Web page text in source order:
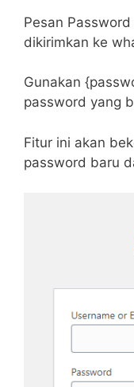
Pesan
dikirimkan ke
Gunakan
password yang
Fitur ini akan
password baru